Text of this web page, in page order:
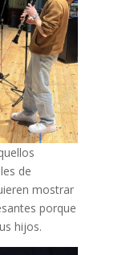
de
mostrar
porque
hijos.